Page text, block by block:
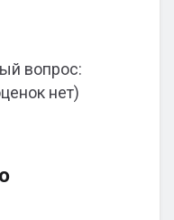
вопрос:
нет)